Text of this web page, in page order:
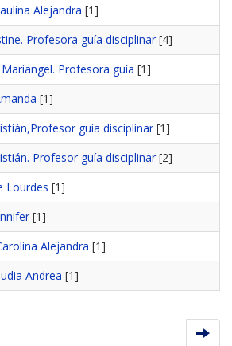
Alejandra [1]
Profesora guía disciplinar[4]
Profesora guía [1]
[1]
guía disciplinar[1]
Profesor guía disciplinar[2]
Lourdes [1]
[1]
Alejandra [1]
Andrea [1]